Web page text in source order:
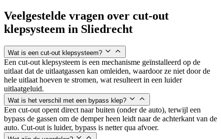
Veelgestelde vragen over cut-out
klepsysteem in Sliedrecht
Wat is een cut-out klepsysteem?
Een cut-out klepsysteem is een mechanisme geïnstalleerd op de
uitlaat dat de uitlaatgassen kan omleiden, waardoor ze niet door de
hele uitlaat hoeven te stromen, wat resulteert in een luider
uitlaatgeluid.
Wat is het verschil met een bypass klep?
Een cut-out opent direct naar buiten (onder de auto), terwijl een
bypass de gassen om de demper heen leidt naar de achterkant van de
auto. Cut-out is luider, bypass is netter qua afvoer.